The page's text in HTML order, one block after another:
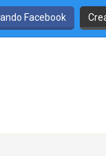
Facebook